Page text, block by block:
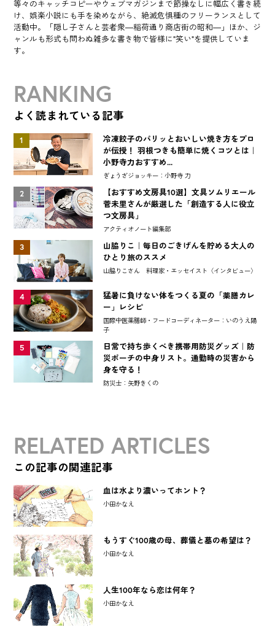
等々のキャッチコピーやウェブマガジンまで節操なしに幅広く書き続
け、娯楽小説にも手を染めながら、絶滅危惧種のフリーランスとして
活動中。「隠し子さんと芸者衆―稲荷通り商店街の昭和―」ほか、ジ
ャンルも形式も問わぬ雑多な書き物で皆様に“笑い”を提供していま
す。
RANKING
よく読まれている記事
1
冷凍餃子のパリッとおいしい焼き方をプロ
が伝授！ 羽根つきも簡単に焼くコツとは｜
小野寺力おすすめ...
ぎょうざジョッキー：小野寺 力
2
【おすすめ文房具10選】文具ソムリエール
菅未里さんが厳選した「創造する人に役立
つ文房具」
アクティオノート編集部
3
山脇りこ｜毎日のごきげんを貯める大人の
ひとり旅のススメ
山脇りこさん 料理家・エッセイスト〈インタビュー〉
4
猛暑に負けない体をつくる夏の「薬膳カレ
ー」レシピ
国際中医薬膳師・フードコーディネーター：いのうえ陽
子
5
日常で持ち歩くべき携帯用防災グッズ｜防
災ポーチの中身リスト。通勤時の災害から
身を守る！
防災士：矢野きくの
RELATED ARTICLES
この記事の関連記事
血は水より濃いってホント？
小田かなえ
もうすぐ100歳の母、葬儀と墓の希望は？
小田かなえ
人生100年なら恋は何年？
小田かなえ